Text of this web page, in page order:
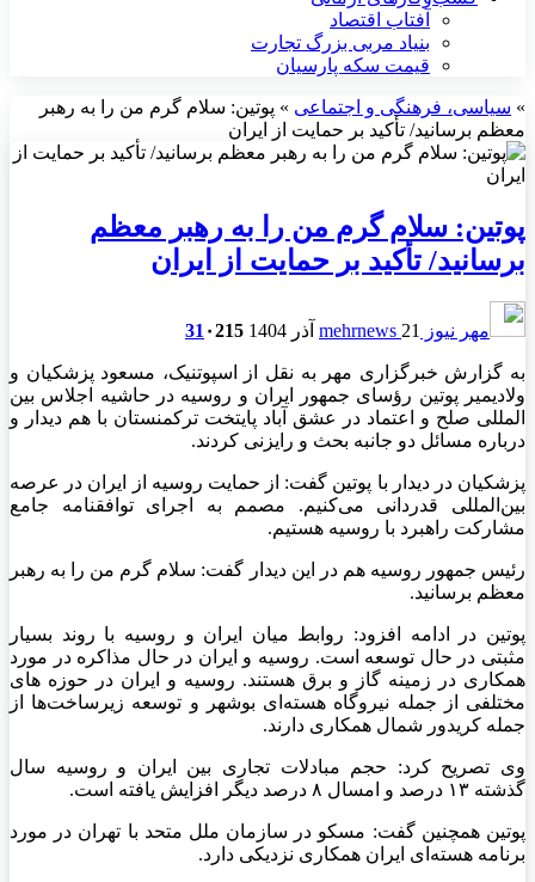
آفتاب اقتصاد
بنیاد مربی بزرگ تجارت
قیمت سکه پارسیان
» سیاسی، فرهنگی و اجتماعی » پوتین: سلام گرم من را به رهبر
معظم برسانید/ تأکید بر حمایت از ایران
پوتین: سلام گرم من را به رهبر معظم
برسانید/ تأکید بر حمایت از ایران
مهر نیوز mehrnews 21 آذر 1404 31 ۰215
به گزارش خبرگزاری مهر به نقل از اسپوتنیک، مسعود پزشکیان و
ولادیمیر پوتین رؤسای جمهور ایران و روسیه در حاشیه اجلاس بین
المللی صلح و اعتماد در عشق آباد پایتخت ترکمنستان با هم دیدار و
درباره مسائل دو جانبه بحث و رایزنی کردند.
پزشکیان در دیدار با پوتین گفت: از حمایت روسیه از ایران در عرصه
بین‌المللی قدردانی می‌کنیم. مصمم به اجرای توافقنامه جامع
مشارکت راهبرد با روسیه هستیم.
رئیس جمهور روسیه هم در این دیدار گفت: سلام گرم من را به رهبر
معظم برسانید.
پوتین در ادامه افزود: روابط میان ایران و روسیه با روند بسیار
مثبتی در حال توسعه است. روسیه و ایران در حال مذاکره در مورد
همکاری در زمینه گاز و برق هستند. روسیه و ایران در حوزه های
مختلفی از جمله نیروگاه هسته‌ای بوشهر و توسعه زیرساخت‌ها از
جمله کریدور شمال همکاری دارند.
وی تصریح کرد: حجم مبادلات تجاری بین ایران و روسیه سال
گذشته ۱۳ درصد و امسال ۸ درصد دیگر افزایش یافته است.
پوتین همچنین گفت: مسکو در سازمان ملل متحد با تهران در مورد
برنامه هسته‌ای ایران همکاری نزدیکی دارد.